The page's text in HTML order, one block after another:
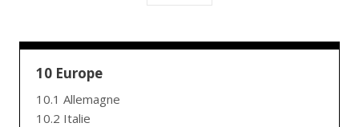
10 Europe
10.1 Allemagne
10.2 Italie